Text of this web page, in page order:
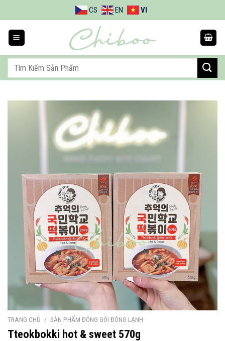
qua
dung
CS EN VI
Tìm
TRANG CHỦ / SẢN PHẨM ĐÓNG GÓI ĐÔNG LẠNH
Tteokbokki hot & sweet 570g